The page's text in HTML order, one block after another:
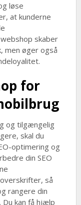
løse
at kunderne
skaber
men øger også
for
og tilgængelig
skal du
optimering og
din SEO
så
rangere din
kan få hjælp